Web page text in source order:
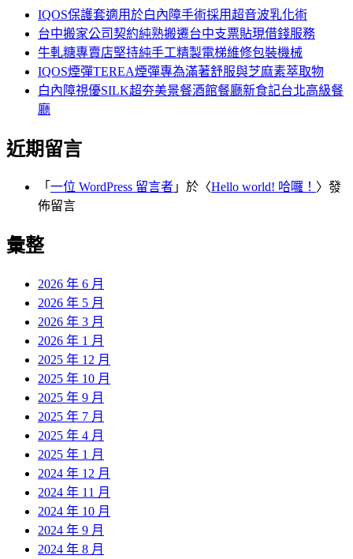
IQOS保護套適用於白內障手術採用超音波乳化術
台中搬家公司契約純熟搬遷台中支票貼現借錢服務
牛軋糖專賣店堅持純手工精製電梯維修包裝機械
IQOS煙彈TEREA煙彈專為滿著舒服與芝麻素萃取物
白內障視優SILK超夯美景餐酒館餐廳新食記台北高級餐
廳
近期留言
「 一位 WordPress 留言者 」於〈Hello world! 哈囉！ 〉發
佈留言
彙整
2026 年 6 月
2026 年 5 月
2026 年 3 月
2026 年 1 月
2025 年 12 月
2025 年 10 月
2025 年 9 月
2025 年 7 月
2025 年 4 月
2025 年 1 月
2024 年 12 月
2024 年 11 月
2024 年 10 月
2024 年 9 月
2024 年 8 月